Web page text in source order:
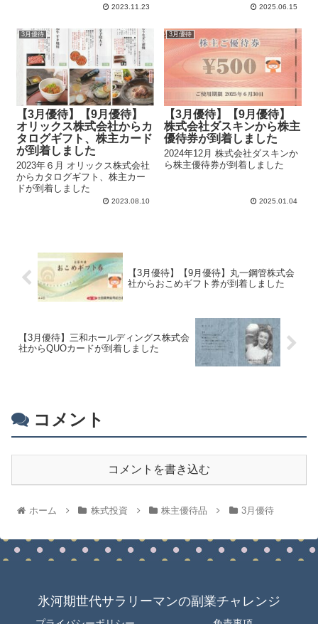
2023.11.23 2025.06.15
3月優待
【3月優待】【9月優待】
オリックス株式会社からカ
タログギフト、株主カード
が到着しました
2023年６月 オリックス株式会社
からカタログギフト、株主カー
ドが到着しました
2023.08.10
3月優待
【3月優待】【9月優待】
株式会社ダスキンから株主
優待券が到着しました
2024年12月 株式会社ダスキンか
ら株主優待券が到着しました
2025.01.04
【3月優待】【9月優待】丸一鋼管株式会
社からおこめギフト券が到着しました
【3月優待】三和ホールディングス株式会
社からQUOカードが到着しました
コメント
コメントを書き込む
ホーム 株式投資 株主優待品 3月優待
氷河期世代サラリーマンの副業チャレンジ